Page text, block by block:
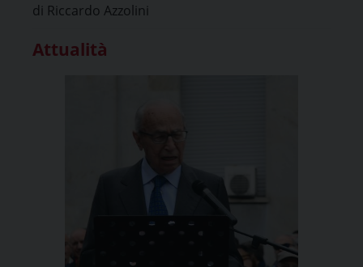
domenica 8 settembre
di Riccardo Azzolini
Attualità